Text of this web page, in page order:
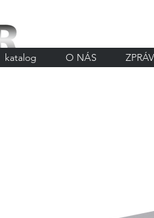
katalog O NÁS